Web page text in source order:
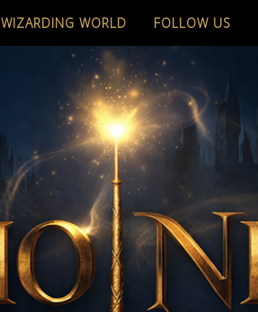
WIZARDING WORLD FOLLOW US